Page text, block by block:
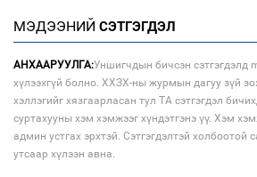
МЭДЭЭНИЙ СЭТГЭГДЭЛ
АНХААРУУЛГА:Уншигчдын бичсэн сэтгэгдэлд
хүлээхгүй болно. ХХЗХ-ны журмын дагуу зүй
хэллэгийг хязгаарласан тул ТА сэтгэгдэл
суртахууны хэм хэмжээг хүндэтгэнэ үү. Хэм
админ устгах эрхтэй. Сэтгэгдэлтэй холбоотой
утсаар хүлээн авна.